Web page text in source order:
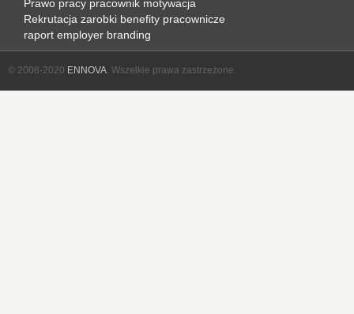
Prawo pracy pracownik motywacja
Rekrutacja zarobki benefity pracownicze
raport employer branding
© 2008-2020 ENNOVA. Wszelkie prawa zastrzeżone.